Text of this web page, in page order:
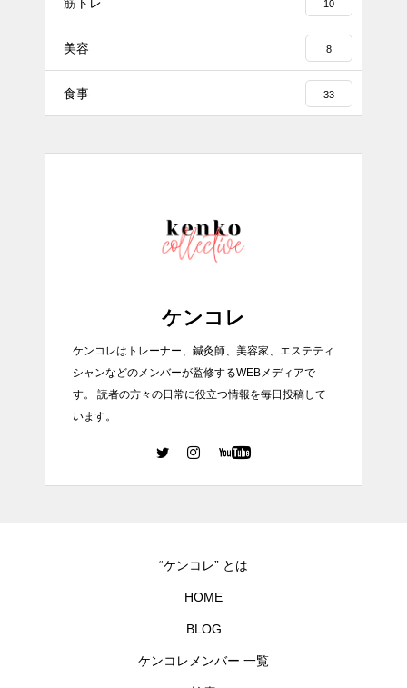
10
美容 8
食事 33
ケンコレ
ケンコレはトレーナー、鍼灸師、美容家、エステティ
シャンなどのメンバーが監修するWEBメディアで
す。 読者の方々の日常に役立つ情報を毎日投稿して
います。
“ケンコレ” とは
HOME
BLOG
ケンコレメンバー 一覧